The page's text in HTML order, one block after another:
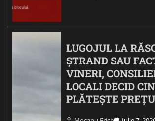
LUGOJUL LA
ȘTRAND SAU
VINERI,
LOCALI DECID
PLĂTEȘTE